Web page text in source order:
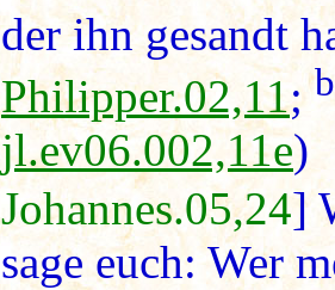
der ihn gesandt
Philipper.02,11;b
jl.ev06.002,11e)
Johannes.05,24]
sage euch: Wer